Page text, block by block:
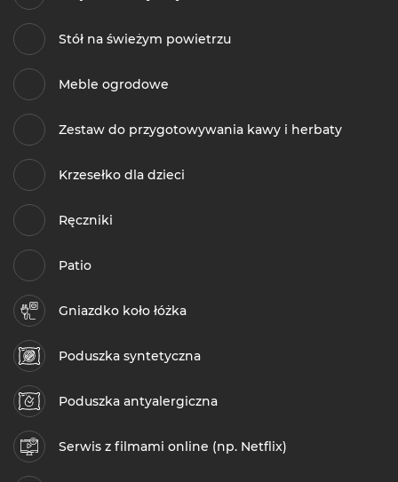
Stół na świeżym powietrzu
Meble ogrodowe
Zestaw do przygotowywania kawy i herbaty
Krzesełko dla dzieci
Ręczniki
Patio
Gniazdko koło łóżka
Poduszka syntetyczna
Poduszka antyalergiczna
Serwis z filmami online (np. Netflix)